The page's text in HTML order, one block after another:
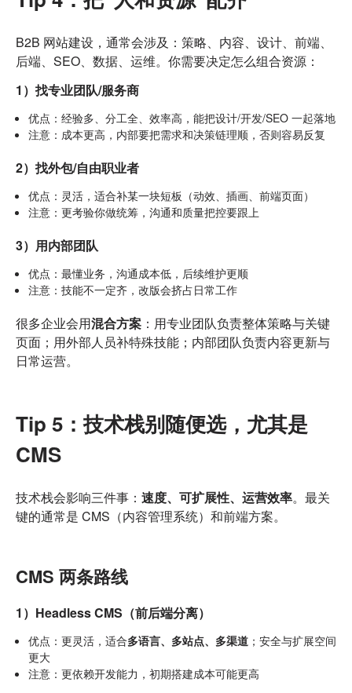
B2B 网站建设，通常会涉及：策略、内容、设计、前端、
后端、SEO、数据、运维。你需要决定怎么组合资源：
1）找专业团队/服务商
优点：经验多、分工全、效率高，能把设计/开发/SEO 一起落地
注意：成本更高，内部要把需求和决策链理顺，否则容易反复
2）找外包/自由职业者
优点：灵活，适合补某一块短板（动效、插画、前端页面）
注意：更考验你做统筹，沟通和质量把控要跟上
3）用内部团队
优点：最懂业务，沟通成本低，后续维护更顺
注意：技能不一定齐，改版会挤占日常工作
很多企业会用混合方案 ： 用专业团队负责整体策略与关键
页面；用外部人员补特殊技能；内部团队负责内容更新与
日常运营。
Tip 5：技术栈别随便选，尤其是
CMS
技术栈会影响三件事： 速度、可扩展性、运营效率。最关
键的通常是 CMS（内容管理系统）和前端方案。
CMS 两条路线
1）Headless CMS（前后端分离）
优点：更灵活，适合多语言、多站点、多渠道 ；安全与扩展空间
更大
注意：更依赖开发能力，初期搭建成本可能更高